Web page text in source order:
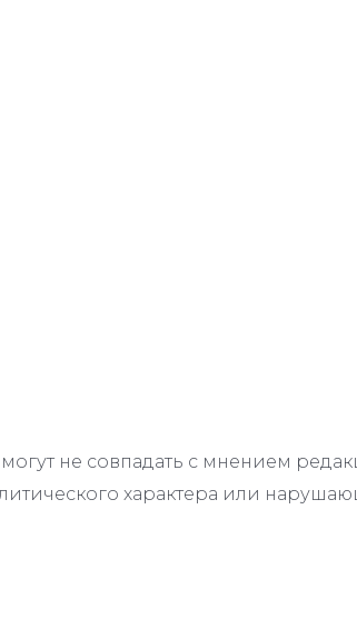
не совпадать с мнением
характера или